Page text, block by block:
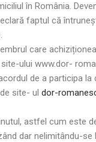
în România.
faptul că
care
ului www.dor-
de a participa la
site- ul dor-
astfel cum este
dar nelimitându-se